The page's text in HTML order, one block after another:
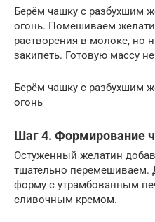
Берём чашку с разбухшим
огонь. Помешиваем
растворения в молоке, но
закипеть. Готовую массу
Берём чашку с разбухшим
огонь
Шаг 4. Формирование
Остуженный желатин
тщательно перемешиваем.
форму с утрамбованным
сливочным кремом.